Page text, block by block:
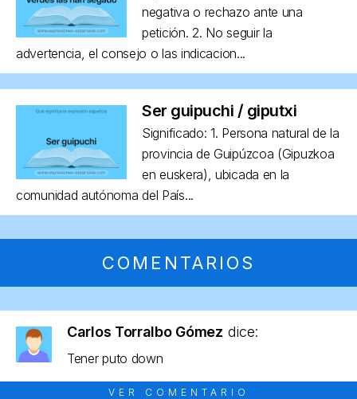
negativa o rechazo ante una
petición. 2. No seguir la
advertencia, el consejo o las indicacion...
Ser guipuchi / giputxi
Significado: 1. Persona natural de la
provincia de Guipúzcoa (Gipuzkoa
en euskera), ubicada en la
comunidad autónoma del País...
COMENTARIOS
Carlos Torralbo Gómez dice:
Tener puto down
VER COMENTARIO